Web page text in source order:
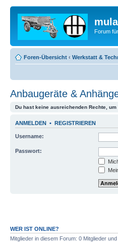
Forum
Foren-Übersicht ‹ Werkstatt &
Anbaugeräte &
Du hast keine ausreichenden Rechte,
ANMELDEN • REGISTRIEREN
Username:
Passwort:
WER IST ONLINE?
Mitglieder in diesem Forum: 0 Mitglieder